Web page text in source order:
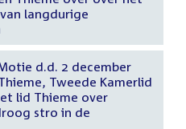
langdurige
d.d. 2 december
Tweede Kamerlid
lid Thieme over
stro in de